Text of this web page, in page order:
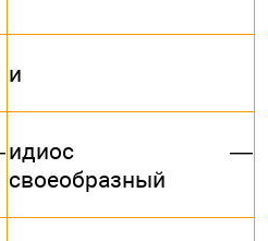
и
идиос —
своеобразный